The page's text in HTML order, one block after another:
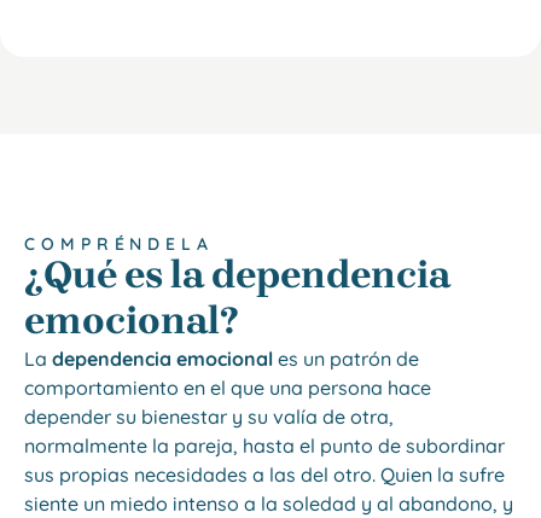
COMPRÉNDELA
¿Qué es la dependencia
emocional?
La dependencia emocional es un patrón de
comportamiento en el que una persona hace
depender su bienestar y su valía de otra,
normalmente la pareja, hasta el punto de subordinar
sus propias necesidades a las del otro. Quien la sufre
siente un miedo intenso a la soledad y al abandono, y